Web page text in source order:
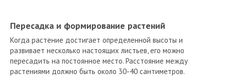
Пересадка и формирование растений
Когда растение достигает определенной высоты и
развивает несколько настоящих листьев, его можно
пересадить на постоянное место. Расстояние между
растениями должно быть около 30-40 сантиметров.